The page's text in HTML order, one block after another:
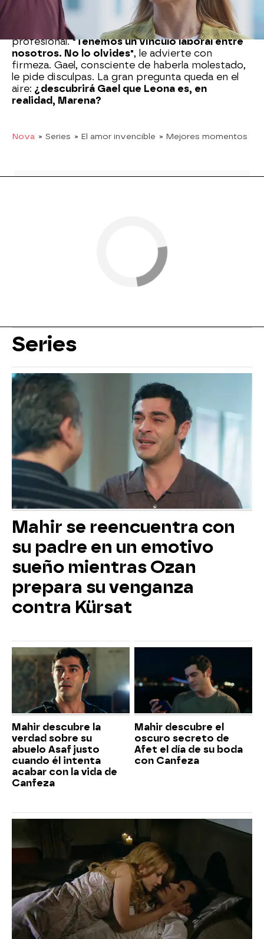
Leona, visiblemente incómoda, le pide que no
vuelva a mencionar a su antiguo amor y le deja
claro que su relación debe ser estrictamente
profesional."Tenemos un vínculo laboral entre
nosotros. No lo olvides", le advierte con
firmeza. Gael, consciente de haberla molestado,
le pide disculpas. La gran pregunta queda en el
aire: ¿descubrirá Gael que Leona es, en
realidad, Marena?
Nova » Series » El amor invencible » Mejores momentos
Series
Mahir se reencuentra con
su padre en un emotivo
sueño mientras Ozan
prepara su venganza
contra Kürsat
Mahir descubre la
verdad sobre su
abuelo Asaf justo
cuando él intenta
acabar con la vida de
Canfeza
Mahir descubre el
oscuro secreto de
Afet el día de su boda
con Canfeza